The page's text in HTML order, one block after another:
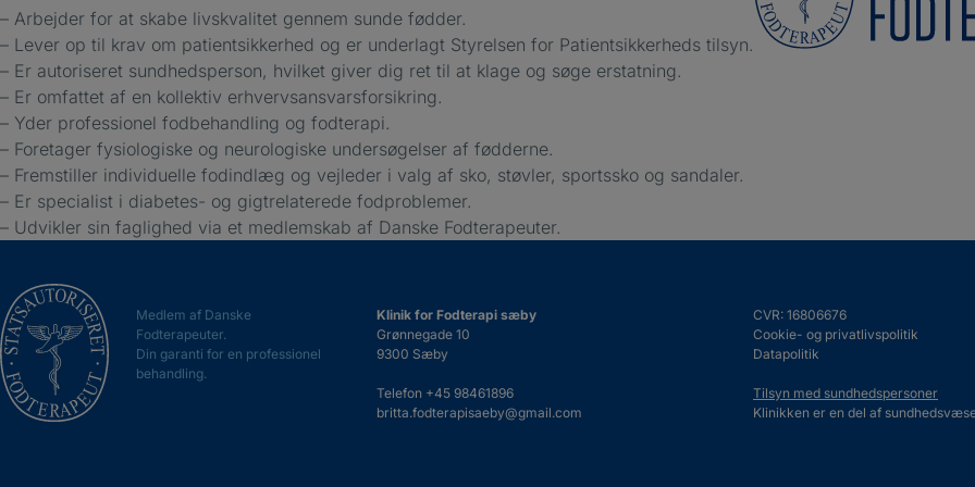
– Arbejder for at skabe livskvalitet gennem sunde fødder.
– Lever op til krav om patientsikkerhed og er underlagt Styrelsen for Patientsikkerheds tilsyn.
– Er autoriseret sundhedsperson, hvilket giver dig ret til at klage og søge erstatning.
– Er omfattet af en kollektiv erhvervsansvarsforsikring.
– Yder professionel fodbehandling og fodterapi.
– Foretager fysiologiske og neurologiske undersøgelser af fødderne.
– Fremstiller individuelle fodindlæg og vejleder i valg af sko, støvler, sportssko og sandaler.
– Er specialist i diabetes- og gigtrelaterede fodproblemer.
– Udvikler sin faglighed via et medlemskab af Danske Fodterapeuter.
Medlem af Danske
Fodterapeuter.
Din garanti for en professionel
behandling.
Klinik for Fodterapi sæby
Grønnegade 10
9300 Sæby
Telefon +45 98461896
britta.fodterapisaeby@gmail.com
CVR: 16806676
Cookie- og privatlivspolitik
Datapolitik
Tilsyn med sundhedspersoner
Klinikken er en del af